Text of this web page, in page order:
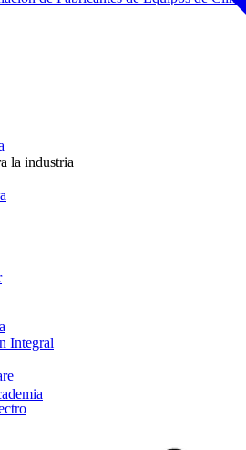
la industria
Integral